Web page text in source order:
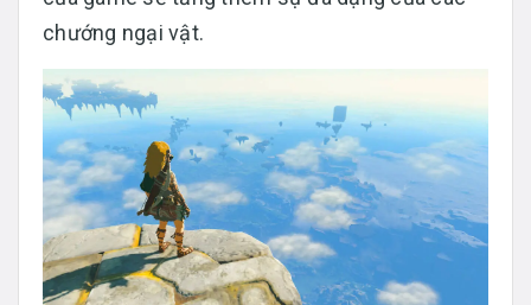
chướng ngại vật.